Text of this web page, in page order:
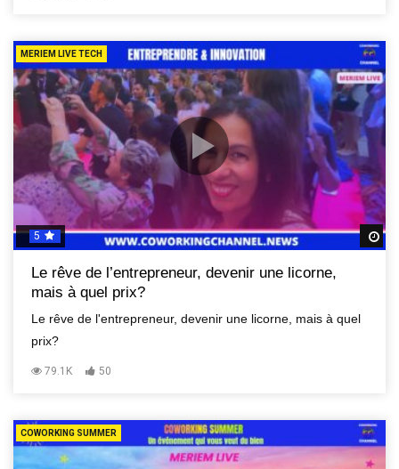
MERIEM LIVE TECH
5
Le rêve de l’entrepreneur, devenir une licorne,
mais à quel prix?
Le rêve de l'entrepreneur, devenir une licorne, mais à quel
prix?
79.1K 50
COWORKING SUMMER